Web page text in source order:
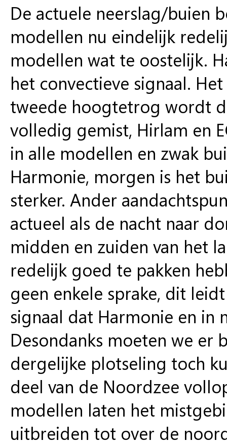
De actuele neerslag/buien
modellen nu eindelijk
modellen wat te oostelijk.
het convectieve signaal.
tweede hoogtetrog wordt
volledig gemist, Hirlam en
in alle modellen en zwak
Harmonie, morgen is het
sterker. Ander
actueel als de nacht naar
midden en zuiden van het
redelijk goed te pakken
geen enkele sprake, dit
signaal dat Harmonie en in
Desondanks moeten we
dergelijke plotseling toch
deel van de Noordzee
modellen laten het
uitbreiden tot over de